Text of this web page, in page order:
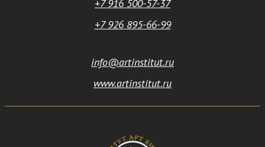
+7 916 500-57-37
+7 926 895-66-99
info@artinstitut.ru
www.artinstitut.ru